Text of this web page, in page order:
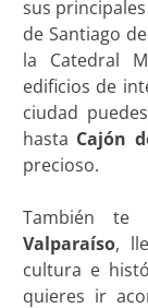
sus
de Santiago
la Catedral
edificios de
ciudad
hasta Cajón
precioso.
También te
Valparaíso,
cultura e
quieres ir